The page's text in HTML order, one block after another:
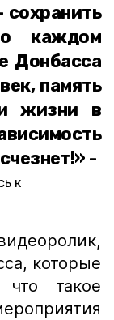
сохранить
каждом
Донбасса
память
жизни в
-
к
которые
такое